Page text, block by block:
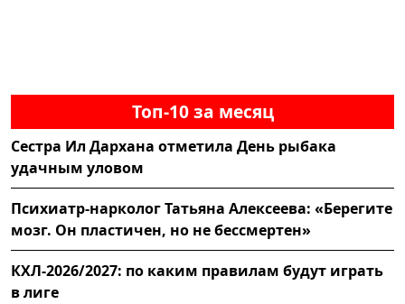
Топ-10 за месяц
Сестра Ил Дархана отметила День рыбака
удачным уловом
Психиатр-нарколог Татьяна Алексеева: «Берегите
мозг. Он пластичен, но не бессмертен»
КХЛ-2026/2027: по каким правилам будут играть
в лиге